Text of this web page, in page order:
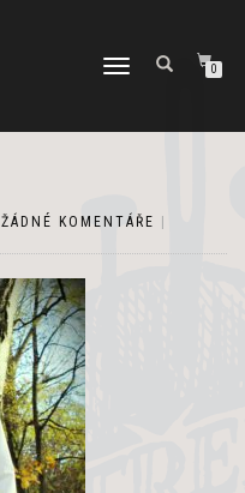
PŘEPNOUT
0
ŽÁDNÉ KOMENTÁŘE